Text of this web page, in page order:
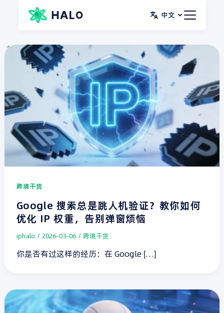
容
中文
首页 博客 跨境干货
跨境干货
Google 搜索总是跳人机验证？教你如何
优化 IP 权重，告别弹窗烦恼
iphalo / 2026-03-06 / 跨境干货
你是否有过这样的经历：在 Google […]
pagination